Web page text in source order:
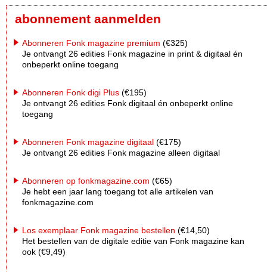
abonnement aanmelden
Abonneren Fonk magazine premium (€325)
Je ontvangt 26 edities Fonk magazine in print & digitaal én
onbeperkt online toegang
Abonneren Fonk digi Plus (€195)
Je ontvangt 26 edities Fonk digitaal én onbeperkt online
toegang
Abonneren Fonk magazine digitaal (€175)
Je ontvangt 26 edities Fonk magazine alleen digitaal
Abonneren op fonkmagazine.com (€65)
Je hebt een jaar lang toegang tot alle artikelen van
fonkmagazine.com
Los exemplaar Fonk magazine bestellen (€14,50)
Het bestellen van de digitale editie van Fonk magazine kan
ook (€9,49)